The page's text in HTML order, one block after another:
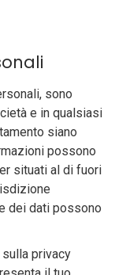
sono
e in qualsiasi
siano
possono
situati al di fuori
dei dati possono
privacy